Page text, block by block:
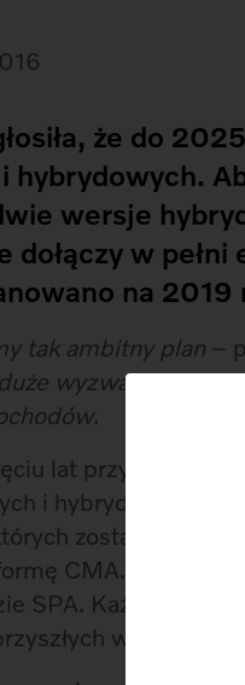
że do
hybrydowych.
wersje
dołączy w
na 2019
tak ambitny plan –
wyzwanie, ale
.
lat przygotowuje
i hybrydowych.
zostaną
CMA. Średnie i
SPA. Każda z tych
wersji